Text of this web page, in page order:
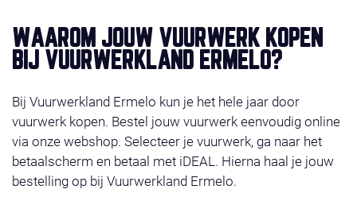
WAAROM JOUW VUURWERK KOPEN
BIJ VUURWERKLAND ERMELO?
Bij Vuurwerkland Ermelo kun je het hele jaar door
vuurwerk kopen. Bestel jouw vuurwerk eenvoudig online
via onze webshop. Selecteer je vuurwerk, ga naar het
betaalscherm en betaal met iDEAL. Hierna haal je jouw
bestelling op bij Vuurwerkland Ermelo.